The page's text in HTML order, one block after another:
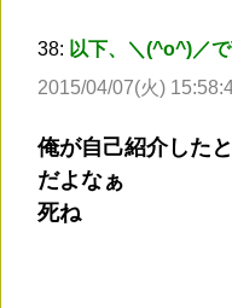
38: 以下、＼(^o^)／
2015/04/07(火)
俺が自己紹介した
だよなぁ
死ね